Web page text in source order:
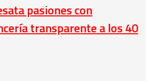
pasiones con
transparente a los 40